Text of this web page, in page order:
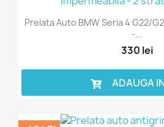
Prelata Auto BMW Seria 4 G22/
-...
330 lei
ADAUGA